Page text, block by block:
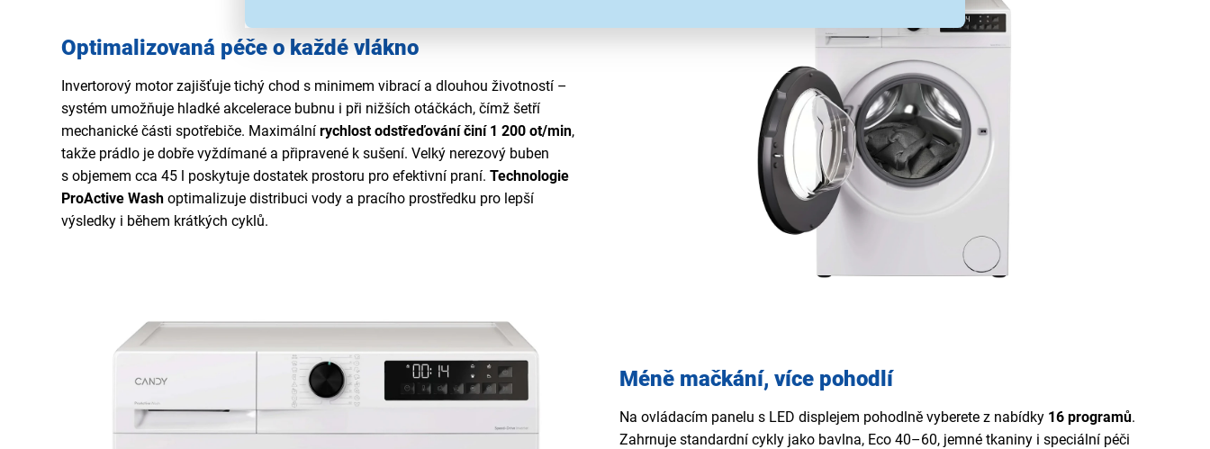
Optimalizovaná péče o každé vlákno
Invertorový motor zajišťuje tichý chod s minimem vibrací a dlouhou životností –
systém umožňuje hladké akcelerace bubnu i při nižších otáčkách, čímž šetří
mechanické části spotřebiče. Maximální rychlost odstřeďování činí 1 200 ot/min,
takže prádlo je dobře vyždímané a připravené k sušení. Velký nerezový buben
s objemem cca 45 l poskytuje dostatek prostoru pro efektivní praní. Technologie
ProActive Wash optimalizuje distribuci vody a pracího prostředku pro lepší
výsledky i během krátkých cyklů.
Méně mačkání, více pohodlí
Na ovládacím panelu s LED displejem pohodlně vyberete z nabídky 16 programů.
Zahrnuje standardní cykly jako bavlna, Eco 40–60, jemné tkaniny i speciální péči